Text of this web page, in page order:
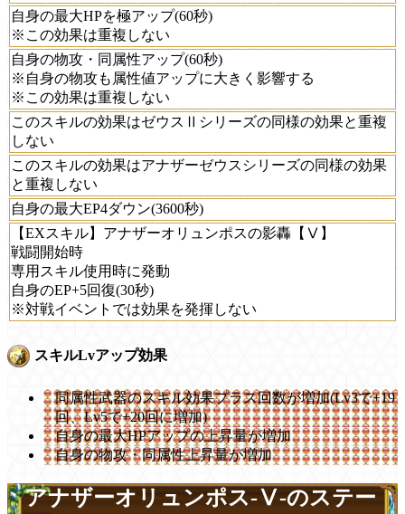
自身の最大HPを極アップ(60秒)
※この効果は重複しない
自身の物攻・同属性アップ(60秒)
※自身の物攻も属性値アップに大きく影響する
※この効果は重複しない
このスキルの効果はゼウスⅡシリーズの同様の効果と重複
しない
このスキルの効果はアナザーゼウスシリーズの同様の効果
と重複しない
自身の最大EP4ダウン(3600秒)
【EXスキル】アナザーオリュンポスの影轟【Ⅴ】
戦闘開始時
専用スキル使用時に発動
自身のEP+5回復(30秒)
※対戦イベントでは効果を発揮しない
スキルLvアップ効果
同属性武器のスキル効果プラス回数が増加(Lv3で+19
回、Lv5で+20回に増加)
自身の最大HPアップの上昇量が増加
自身の物攻・同属性上昇量が増加
アナザーオリュンポス-Ⅴ-のステー